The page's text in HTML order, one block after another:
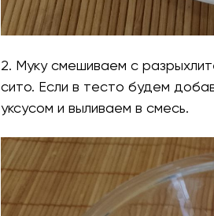
2. Муку смешиваем с
сито. Если в тесто будем
уксусом и выливаем в смесь.